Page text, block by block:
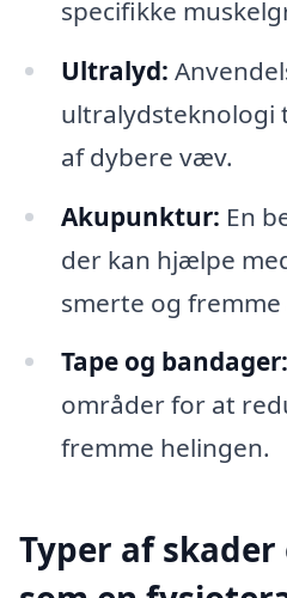
specifikke
Ultralyd:
ultralydsteknologi
af dybere væv.
Akupunktur: En
der kan hjælpe
smerte og
Tape og bandager:
områder for at
fremme helingen.
Typer af skader